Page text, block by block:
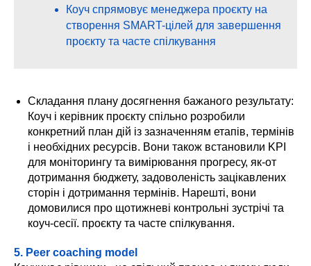
Коуч спрямовує менеджера проєкту на
створення SMART-цілей для завершення
проєкту та часте спілкування
Складання плану досягнення бажаного результату:
Коуч і керівник проєкту спільно розробили
конкретний план дій із зазначенням етапів, термінів
і необхідних ресурсів. Вони також встановили KPI
для моніторингу та вимірювання прогресу, як-от
дотримання бюджету, задоволеність зацікавлених
сторін і дотримання термінів. Нарешті, вони
домовилися про щотижневі контрольні зустрічі та
коуч-сесії. проєкту та часте спілкування.
5. Peer coaching model